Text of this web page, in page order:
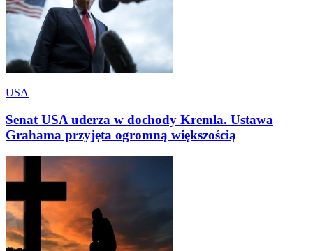
USA
Senat USA uderza w dochody Kremla. Ustawa
Grahama przyjęta ogromną większością